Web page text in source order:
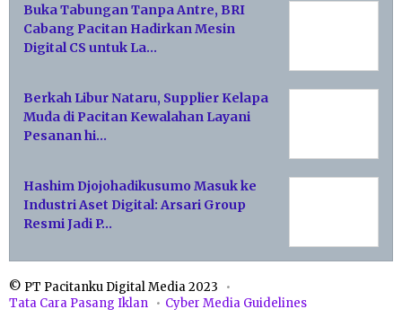
Buka Tabungan Tanpa Antre, BRI
Cabang Pacitan Hadirkan Mesin
Digital CS untuk La…
Berkah Libur Nataru, Supplier Kelapa
Muda di Pacitan Kewalahan Layani
Pesanan hi…
Hashim Djojohadikusumo Masuk ke
Industri Aset Digital: Arsari Group
Resmi Jadi P…
© PT Pacitanku Digital Media 2023
Tata Cara Pasang Iklan
Cyber Media Guidelines